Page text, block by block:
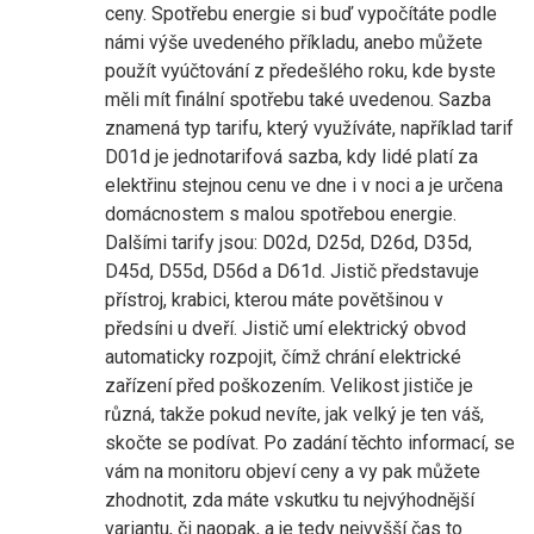
ceny. Spotřebu energie si buď vypočítáte podle
námi výše uvedeného příkladu, anebo můžete
použít vyúčtování z předešlého roku, kde byste
měli mít finální spotřebu také uvedenou. Sazba
znamená typ tarifu, který využíváte, například tarif
D01d je jednotarifová sazba, kdy lidé platí za
elektřinu stejnou cenu ve dne i v noci a je určena
domácnostem s malou spotřebou energie.
Dalšími tarify jsou: D02d, D25d, D26d, D35d,
D45d, D55d, D56d a D61d. Jistič představuje
přístroj, krabici, kterou máte povětšinou v
předsíni u dveří. Jistič umí elektrický obvod
automaticky rozpojit, čímž chrání elektrické
zařízení před poškozením. Velikost jističe je
různá, takže pokud nevíte, jak velký je ten váš,
skočte se podívat. Po zadání těchto informací, se
vám na monitoru objeví ceny a vy pak můžete
zhodnotit, zda máte vskutku tu nejvýhodnější
variantu, či naopak, a je tedy nejvyšší čas to